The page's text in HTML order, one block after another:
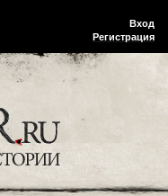
Вход
Регистрация